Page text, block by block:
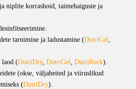
niplite korrashoid, taimehaiguste ja
tarnimine ja ladustamine (DutriGel
laod (DutriDry,DutriGel ,DutriRock).
(okse, väljaheited ja viiruslikud
(DutriDry).